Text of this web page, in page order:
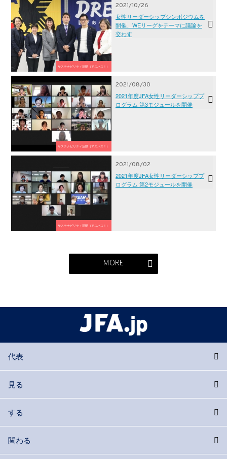
サステナビリティ活動（アスパス！）
2021/10/26
女性リーダーシップシンポジウムを
開催、WEリーグをテーマに議論を
交わす
サステナビリティ活動（アスパス！）
2021/08/30
2021年度JFA女性リーダーシッププ
ログラム 第3モジュールを開催
サステナビリティ活動（アスパス！）
2021/08/02
2021年度JFA女性リーダーシッププ
ログラム 第2モジュールを開催
MORE
代表
見る
する
関わる